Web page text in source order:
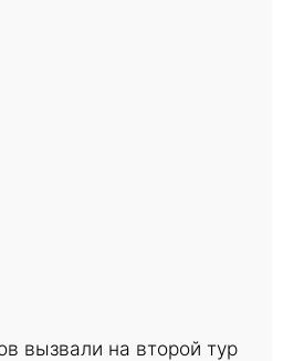
вызвали на второй тур